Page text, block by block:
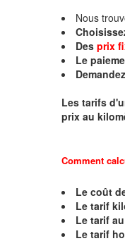
Nous
Des prix
Le
Les tarifs
prix au
Comment
Le coût
Le tarif
Le tarif
Le tarif